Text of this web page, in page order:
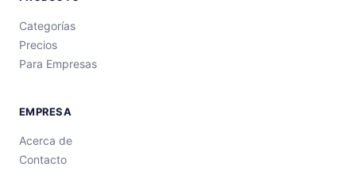
Categorías
Precios
Para Empresas
EMPRESA
Acerca de
Contacto